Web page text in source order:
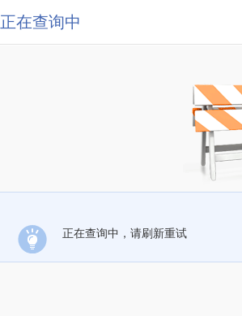
正在查询中
正在查询中，请刷新重试